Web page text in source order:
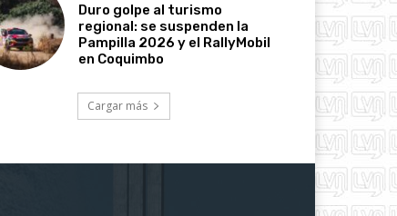
Duro golpe al turismo
regional: se suspenden la
Pampilla 2026 y el RallyMobil
en Coquimbo
Cargar más